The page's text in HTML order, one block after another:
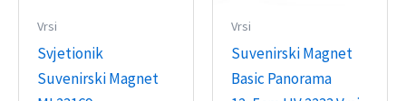
Vrsi
Svjetionik
Suvenirski Magnet
Vrsi
Suvenirski Magnet
Basic Panorama